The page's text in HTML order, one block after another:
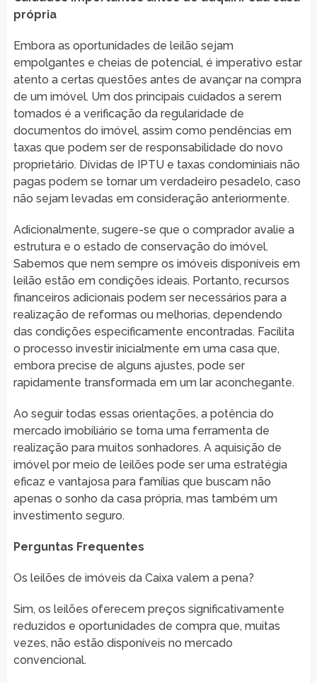
própria
Embora as oportunidades de leilão sejam
empolgantes e cheias de potencial, é imperativo estar
atento a certas questões antes de avançar na compra
de um imóvel. Um dos principais cuidados a serem
tomados é a verificação da regularidade de
documentos do imóvel, assim como pendências em
taxas que podem ser de responsabilidade do novo
proprietário. Dívidas de IPTU e taxas condominiais não
pagas podem se tornar um verdadeiro pesadelo, caso
não sejam levadas em consideração anteriormente.
Adicionalmente, sugere-se que o comprador avalie a
estrutura e o estado de conservação do imóvel.
Sabemos que nem sempre os imóveis disponíveis em
leilão estão em condições ideais. Portanto, recursos
financeiros adicionais podem ser necessários para a
realização de reformas ou melhorias, dependendo
das condições especificamente encontradas. Facilita
o processo investir inicialmente em uma casa que,
embora precise de alguns ajustes, pode ser
rapidamente transformada em um lar aconchegante.
Ao seguir todas essas orientações, a potência do
mercado imobiliário se torna uma ferramenta de
realização para muitos sonhadores. A aquisição de
imóvel por meio de leilões pode ser uma estratégia
eficaz e vantajosa para famílias que buscam não
apenas o sonho da casa própria, mas também um
investimento seguro.
Perguntas Frequentes
Os leilões de imóveis da Caixa valem a pena?
Sim, os leilões oferecem preços significativamente
reduzidos e oportunidades de compra que, muitas
vezes, não estão disponíveis no mercado
convencional.